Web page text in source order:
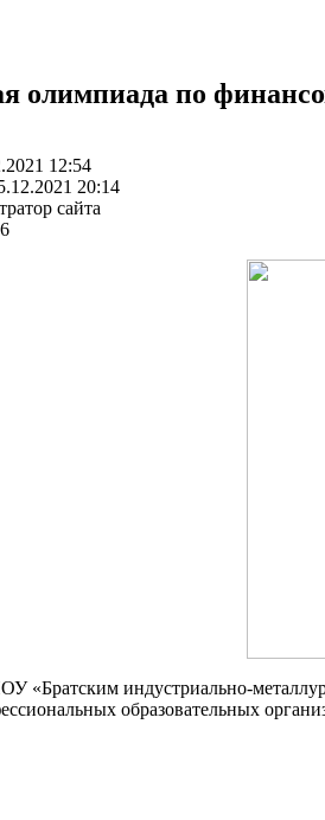
олимпиада по
12:54
20:14
сайта
«Братским индустриально-
образовательных